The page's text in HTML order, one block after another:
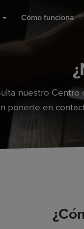
Cómo funciona
nuestro Centro
ponerte en